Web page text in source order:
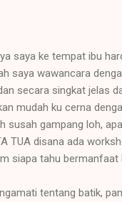
saya ke tempat ibu
saya wawancara
secara singkat jelas
mudah ku cerna
susah gampang loh,
TUA disana ada
siapa tahu bermanfaat
tentang batik,